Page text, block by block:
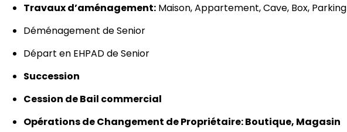
Travaux d’aménagement: Maison, Appartement, Cave, Box, Parking
Déménagement de Senior
Départ en EHPAD de Senior
Succession
Cession de Bail commercial
Opérations de Changement de Propriétaire: Boutique, Magasin